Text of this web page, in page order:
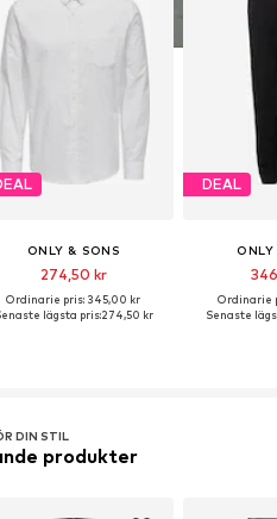
ONLY & SONS
274,50 kr
Ordinarie pris: 345,00 kr
lägsta pris:274,50 kr
DEAL
Ordinarie
Senaste
DIN STIL
produkter